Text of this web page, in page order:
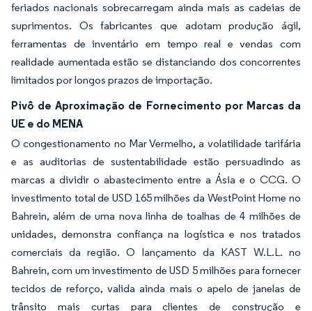
feriados nacionais sobrecarregam ainda mais as cadeias de
suprimentos. Os fabricantes que adotam produção ágil,
ferramentas de inventário em tempo real e vendas com
realidade aumentada estão se distanciando dos concorrentes
limitados por longos prazos de importação.
Pivô de Aproximação de Fornecimento por Marcas da
UE e do MENA
O congestionamento no Mar Vermelho, a volatilidade tarifária
e as auditorias de sustentabilidade estão persuadindo as
marcas a dividir o abastecimento entre a Ásia e o CCG. O
investimento total de USD 165 milhões da WestPoint Home no
Bahrein, além de uma nova linha de toalhas de 4 milhões de
unidades, demonstra confiança na logística e nos tratados
comerciais da região. O lançamento da KAST W.L.L. no
Bahrein, com um investimento de USD 5 milhões para fornecer
tecidos de reforço, valida ainda mais o apelo de janelas de
trânsito mais curtas para clientes de construção e